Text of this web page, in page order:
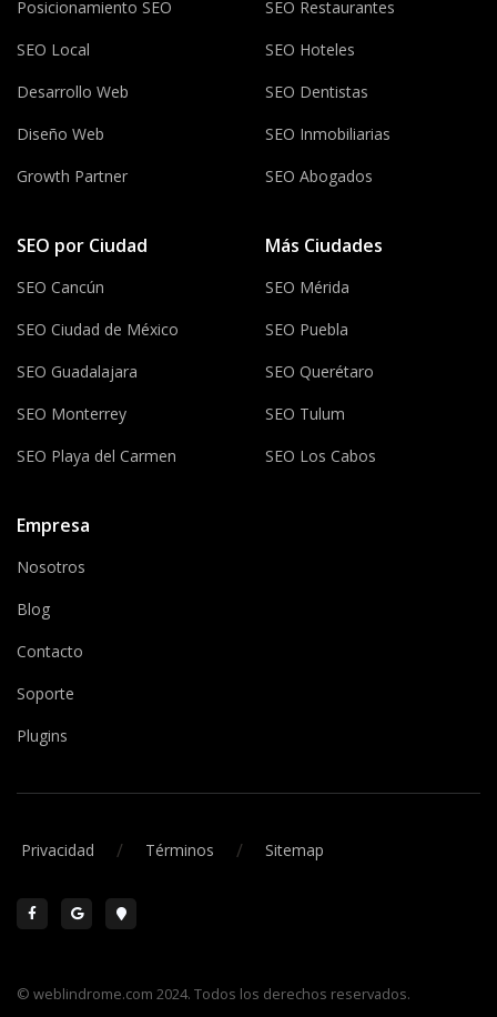
Posicionamiento SEO
SEO Local
Desarrollo Web
Diseño Web
Growth Partner
SEO Restaurantes
SEO Hoteles
SEO Dentistas
SEO Inmobiliarias
SEO Abogados
SEO por Ciudad
SEO Cancún
SEO Ciudad de México
SEO Guadalajara
SEO Monterrey
SEO Playa del Carmen
Más Ciudades
SEO Mérida
SEO Puebla
SEO Querétaro
SEO Tulum
SEO Los Cabos
Empresa
Nosotros
Blog
Contacto
Soporte
Plugins
Privacidad / Términos / Sitemap
© weblindrome.com 2024. Todos los derechos reservados.